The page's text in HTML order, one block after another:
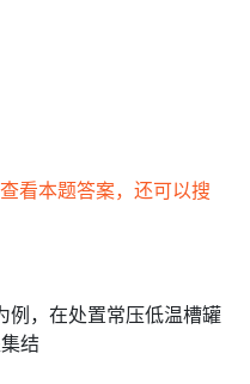
看本题答案，还可以搜
例，在处置常压低温槽罐
结